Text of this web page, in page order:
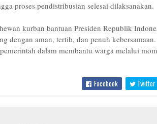
proses pendistribusian selesai dilaksanakan.
kurban bantuan Presiden Republik
dengan aman, tertib, dan penuh
dalam membantu warga melalui
Facebook Twitter